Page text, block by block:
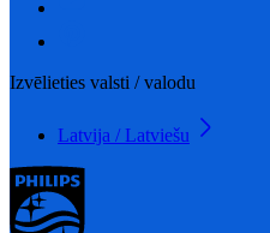
Izvēlieties valsti / valodu
Latvija / Latviešu